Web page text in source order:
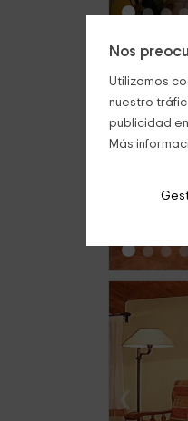
Nos
Utilizamos
nuestro
publicidad
Más
‹
‹